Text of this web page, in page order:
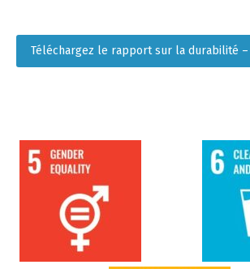
Téléchargez le rapport sur la durabilité –